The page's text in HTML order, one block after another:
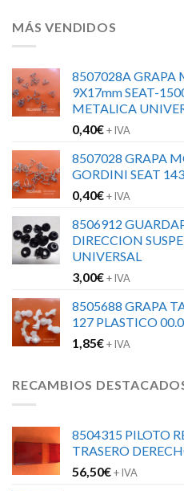
MÁS VENDIDOS
8507028A GRAPA
9X17mm SEAT-
METALICA
0,40€+ IVA
8507028 GRAPA
GORDINI SEAT
0,40€+ IVA
8506912
DIRECCION
UNIVERSAL
3,00€+ IVA
8505688 GRAPA
127 PLASTICO
1,85€+ IVA
RECAMBIOS
8504315 PILOTO
TRASERO
56,50€+ IVA